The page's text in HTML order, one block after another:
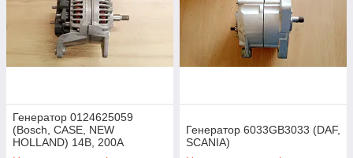
Генератор 0124625059
(Bosch, CASE, NEW
HOLLAND) 14В, 200А
Генератор 6033GB3033 (DAF,
SCANIA)